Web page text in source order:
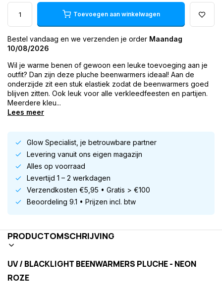
Toevoegen aan winkelwagen
Bestel vandaag en we verzenden je order Maandag
10/08/2026
Wil je warme benen of gewoon een leuke toevoeging aan je
outfit? Dan zijn deze pluche beenwarmers ideaal! Aan de
onderzijde zit een stuk elastiek zodat de beenwarmers goed
blijven zitten. Ook leuk voor alle verkleedfeesten en partijen.
Meerdere kleu...
Lees meer
Glow Specialist, je betrouwbare partner
Levering vanuit ons eigen magazijn
Alles op voorraad
Levertijd 1 – 2 werkdagen
Verzendkosten €5,95 • Gratis > €100
Beoordeling 9.1 • Prijzen incl. btw
PRODUCTOMSCHRIJVING
UV / BLACKLIGHT BEENWARMERS PLUCHE - NEON
ROZE